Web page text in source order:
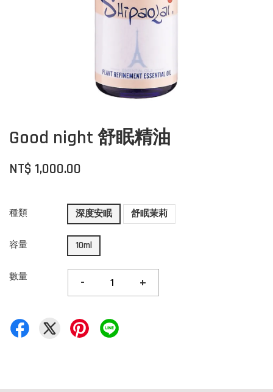
Good night 舒眠精油
NT$ 1,000.00
種類 深度安眠 舒眠茉莉
容量 10ml
數量 - +